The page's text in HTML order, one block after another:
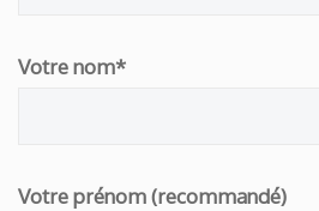
Votre nom*
Votre prénom (recommandé)